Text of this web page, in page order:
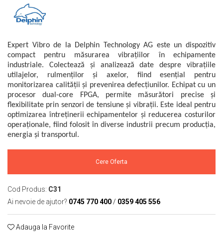
Măsurători termoviziune
Software
Vibrometre
Analizoare achiziții de date
Condiționere
Anemometre
Sonometre
Stații de monitorizare meteo
Alte echipamente de măsurare
Mașini și utilaje industriale
Mașini de echilibrare dinamică
vibrații
Camere climatice
Echipamente pentru industria militară
Macarale portal
Calibratoare
Sisteme laser de aliniere arbori
Măsurători termoviziune
Software
Analizoare achiziții de date
Condiționere
Anemometre
Sonometre
Alte echipamente de măsurare
Utilaje feroviare
Elevatoare mobile
Platforme de ridicare cu boghiuri
Platouri rotative
Echipamente pentru operații de
sudură
Boghiuri de cale ferată
Alte utilaje feroviare
Echipament testare sisteme de
Senzori de forță
Senzori cu fir (Wired)
Accelerometre IEPE triaxiale
Traductoare vibratii 4-20 mA
Traductoare ICP de viteză de vibrații
Senzori de vibrații cu fir
Senzori piezoelectrici
Senzori AGS
Microfoane de măsurare
Senzori de deplasare
Senzori seismici
Status Pro
VibraSens
Winmate
Mectron
Lunitek
Gill Instruments
ZAGRO
Emanuel
Expert Vibro de la Delphin Technology AG este un dispozitiv
compact pentru măsurarea vibrațiilor în echipamente
industriale. Colectează și analizează date despre vibrațiile
utilajelor, rulmenților și axelor, fiind esențial pentru
monitorizarea calității și prevenirea defecțiunilor. Echipat cu un
procesor dual-core FPGA, permite măsurători precise și
flexibilitate prin senzori de tensiune și vibrații. Este ideal pentru
optimizarea întreținerii echipamentelor și reducerea costurilor
operaționale, fiind folosit în diverse industrii precum producția,
energia și transportul.
Cere Oferta
Cod Produs: C31
Ai nevoie de ajutor? 0745 770 400 / 0359 405 556
Adauga la Favorite